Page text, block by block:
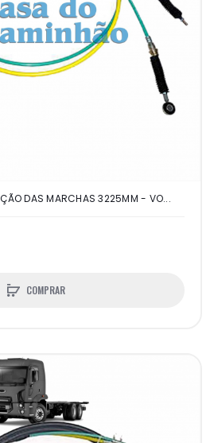
DAS MARCHAS 3225MM - VO...
COMPRAR